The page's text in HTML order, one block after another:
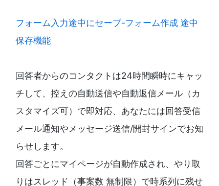
フォーム入力途中にセーブ-フォーム作成 途中
保存機能
回答者からのコンタクトは24時間瞬時にキャッ
チして、控えの自動送信や自動返信メール（カ
スタマイズ可）で即対応、あなたには回答受信
メール通知やメッセージ送信/開封サインでお知
らせします。
回答ごとにマイページが自動作成され、やり取
りはスレッド（事案数 無制限）で時系列に残せ